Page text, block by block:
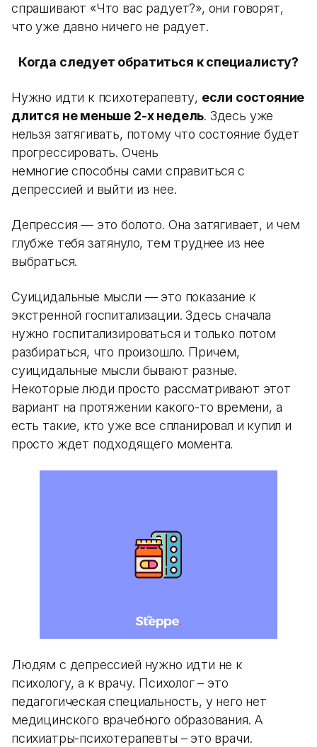
спрашивают «Что вас радует?», они говорят,
что уже давно ничего не радует.
Когда следует обратиться к специалисту?
Нужно идти к психотерапевту, если состояние
длится не меньше 2-х недель. Здесь уже
нельзя затягивать, потому что состояние будет
прогрессировать. Очень
немногие способны сами справиться с
депрессией и выйти из нее.
Депрессия — это болото. Она затягивает, и чем
глубже тебя затянуло, тем труднее из нее
выбраться.
Суицидальные мысли — это показание к
экстренной госпитализации. Здесь сначала
нужно госпитализироваться и только потом
разбираться, что произошло. Причем,
суицидальные мысли бывают разные.
Некоторые люди просто рассматривают этот
вариант на протяжении какого-то времени, а
есть такие, кто уже все спланировал и купил и
просто ждет подходящего момента.
Людям с депрессией нужно идти не к
психологу, а к врачу. Психолог – это
педагогическая специальность, у него нет
медицинского врачебного образования. А
психиатры-психотерапевты – это врачи.